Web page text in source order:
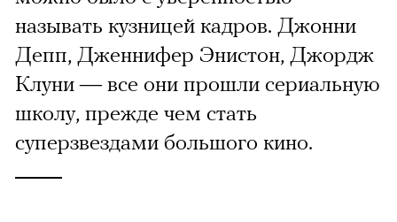
называть кузницей кадров. Джонни
Депп, Дженнифер Энистон, Джордж
Клуни — все они прошли сериальную
школу, прежде чем стать
суперзвездами большого кино.